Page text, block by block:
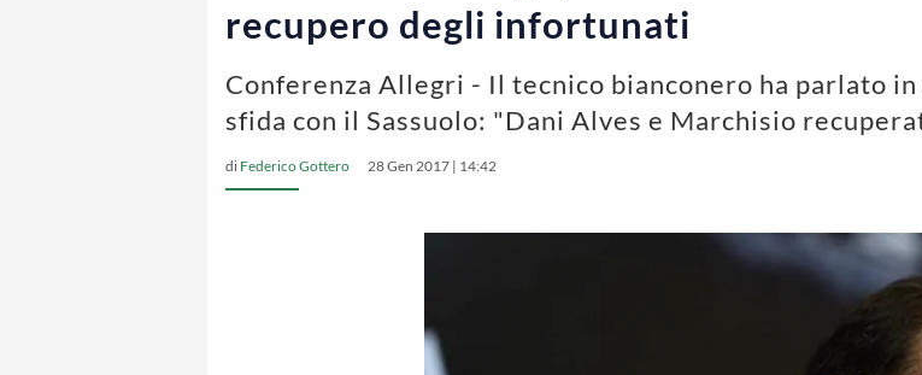
recupero degli infortunati
Conferenza Allegri - Il tecnico bianconero ha parlato
sfida con il Sassuolo: "Dani Alves e Marchisio
di Federico Gottero 28 Gen 2017 | 14:42